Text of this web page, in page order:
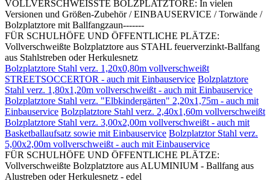
VOLLVERSCHWEISSTE BOLZPLATZTORE: In vielen
Versionen und Größen-Zubehör / EINBAUSERVICE / Torwände /
Bolzplatztore mit Ballfangzaun-------
FÜR SCHULHÖFE UND ÖFFENTLICHE PLÄTZE:
Vollverschweißte Bolzplatztore aus STAHL feuerverzinkt-Ballfang
aus Stahlstreben oder Herkulesnetz
Bolzplatztore Stahl verz. 1,20x0,80m vollverschweißt
STREETSOCCERTOR - auch mit Einbauservice Bolzplatztore
Stahl verz. 1,80x1,20m vollverschweißt - auch mit Einbauservice
Bolzplatztore Stahl verz. "Elbkindergärten" 2,20x1,75m - auch mit
Einbauservice Bolzplatztore Stahl verz. 2,40x1,60m vollverschweißt
Bolzplatztore Stahl verz. 3,00x2,00m vollverschweißt - auch mit
Basketballaufsatz sowie mit Einbauservice Bolzplatztor Stahl verz.
5,00x2,00m vollverschweißt - auch mit Einbauservice
FÜR SCHULHÖFE UND ÖFFENTLICHE PLÄTZE:
Vollverschweißte Bolzplatztore aus ALUMINIUM - Ballfang aus
Alustreben oder Herkulesnetz - edel